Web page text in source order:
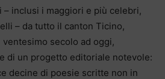
– inclusi i maggiori e più celebri,
– da tutto il canton Ticino,
secolo ad oggi,
di un progetto editoriale notevole:
decine di poesie scritte non in